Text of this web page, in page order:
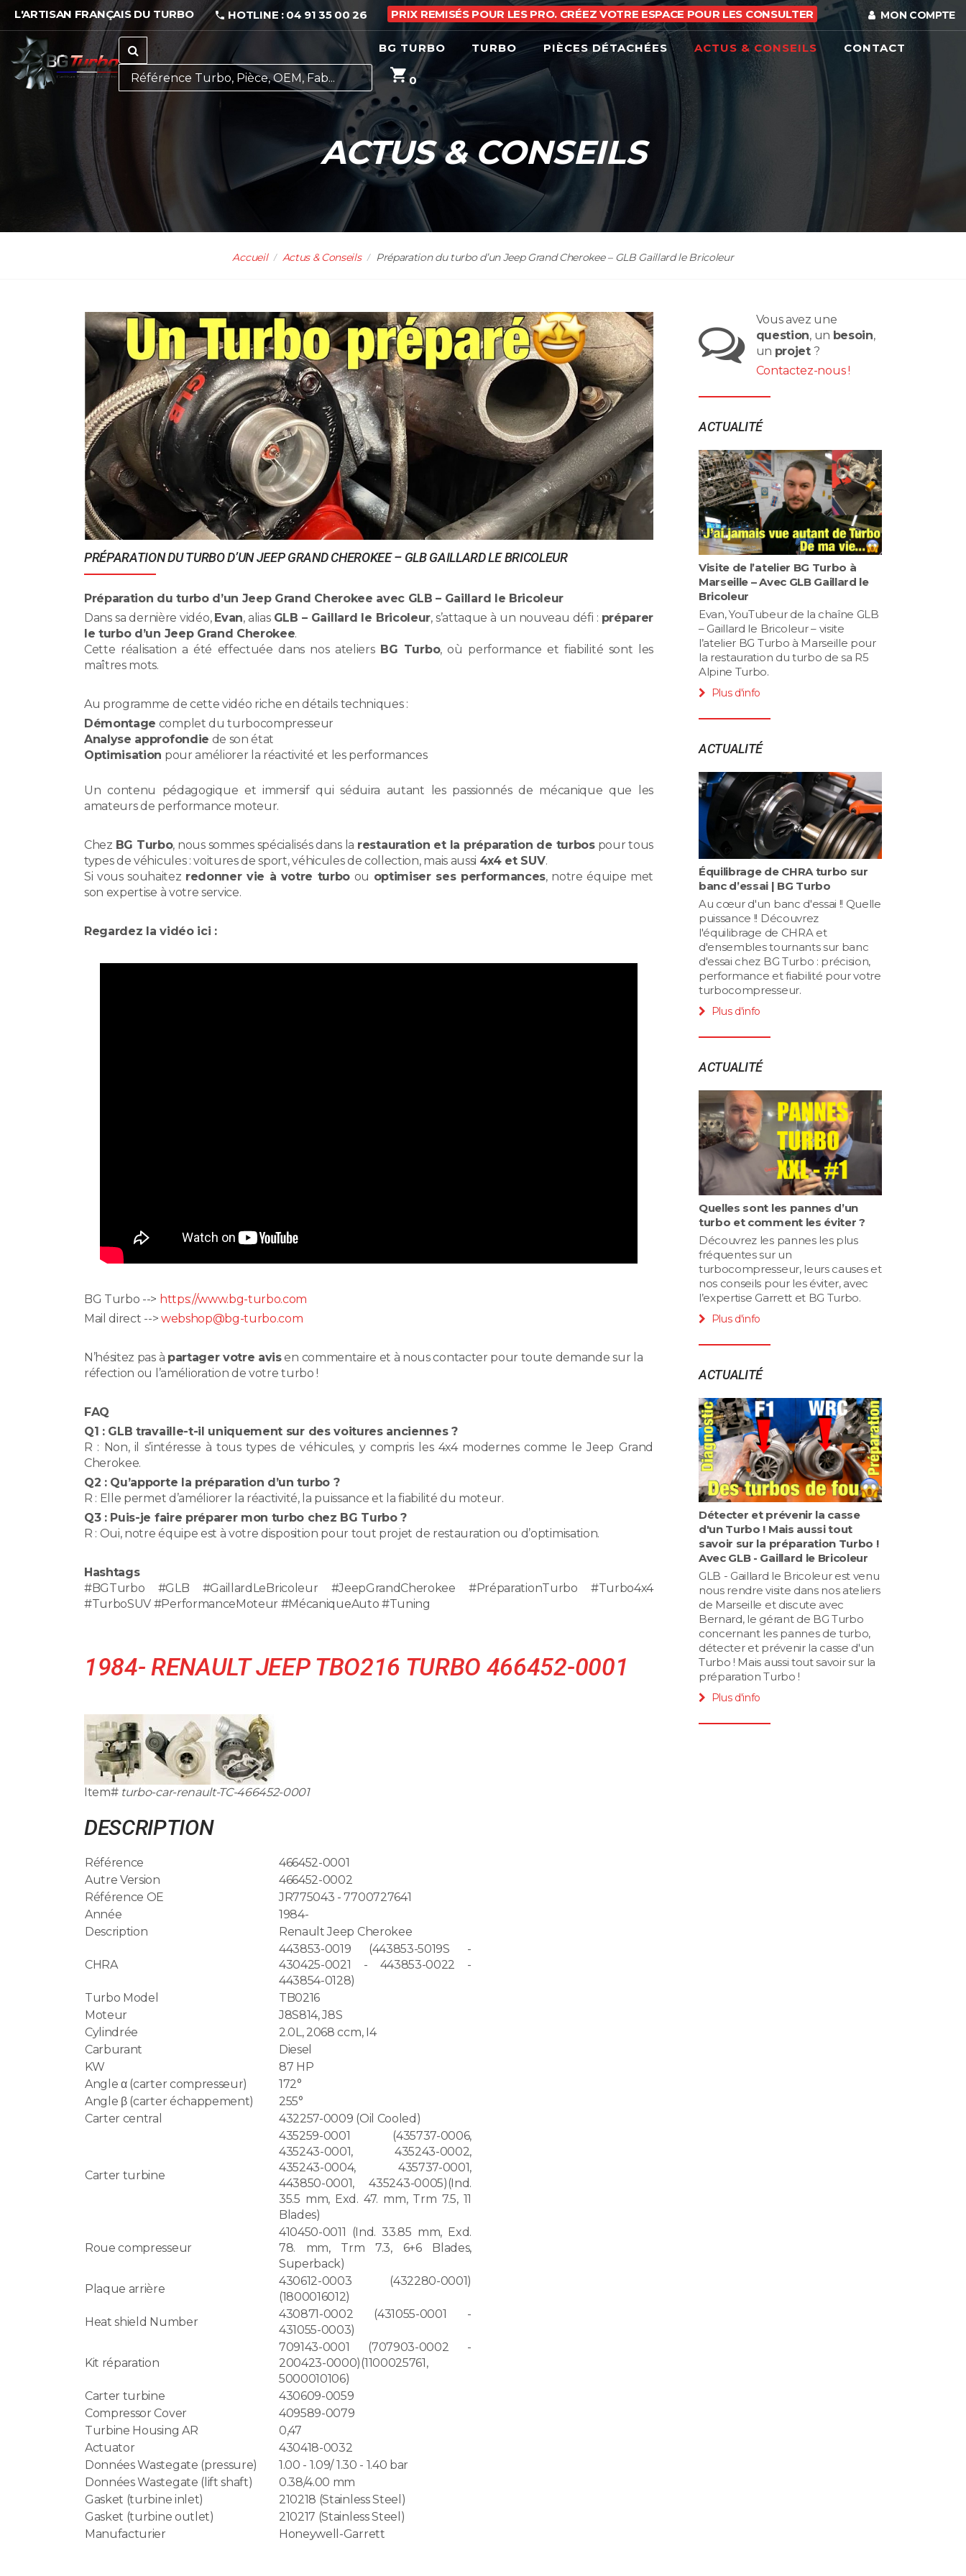
L'ARTISAN FRANÇAIS DU TURBO HOTLINE : 04 91 35 00 26 PRIX REMISÉS POUR LES PRO. CRÉEZ VOTRE ESPACE POUR LES CONSULTER MON COMPTE
BG TURBO TURBO PIÈCES DÉTACHÉES ACTUS & CONSEILS CONTACT
0
ACTUS & CONSEILS
Accueil Actus & Conseils Préparation du turbo d’un Jeep Grand Cherokee – GLB Gaillard le Bricoleur
PRÉPARATION DU TURBO D’UN JEEP GRAND CHEROKEE – GLB GAILLARD LE BRICOLEUR
Préparation du turbo d’un Jeep Grand Cherokee avec GLB – Gaillard le Bricoleur
Dans sa dernière vidéo, Evan, alias GLB – Gaillard le Bricoleur, s’attaque à un nouveau défi : préparer
le turbo d’un Jeep Grand Cherokee.
Cette réalisation a été effectuée dans nos ateliers BG Turbo, où performance et fiabilité sont les
maîtres mots.
Au programme de cette vidéo riche en détails techniques :
Démontage complet du turbocompresseur
Analyse approfondie de son état
Optimisation pour améliorer la réactivité et les performances
Un contenu pédagogique et immersif qui séduira autant les passionnés de mécanique que les
amateurs de performance moteur.
Chez BG Turbo, nous sommes spécialisés dans la restauration et la préparation de turbospour tous
types de véhicules : voitures de sport, véhicules de collection, mais aussi 4x4 et SUV.
Si vous souhaitez redonner vie à votre turbo ou optimiser ses performances, notre équipe met
son expertise à votre service.
Regardez la vidéo ici :
BG Turbo --> https://www.bg-turbo.com
Mail direct --> webshop@bg-turbo.com
N’hésitez pas à partager votre avisen commentaire et à nous contacter pour toute demande sur la
réfection ou l’amélioration de votre turbo !
FAQ
Q1 : GLB travaille-t-il uniquement sur des voitures anciennes ?
R : Non, il s’intéresse à tous types de véhicules, y compris les 4x4 modernes comme le Jeep Grand
Cherokee.
Q2 : Qu’apporte la préparation d’un turbo ?
R : Elle permet d’améliorer la réactivité, la puissance et la fiabilité du moteur.
Q3 : Puis-je faire préparer mon turbo chez BG Turbo ?
R : Oui, notre équipe est à votre disposition pour tout projet de restauration ou d’optimisation.
Hashtags
#BGTurbo #GLB #GaillardLeBricoleur #JeepGrandCherokee #PréparationTurbo #Turbo4x4
#TurboSUV #PerformanceMoteur #MécaniqueAuto #Tuning
1984- RENAULT JEEP TBO216 TURBO 466452-0001
Item# turbo-car-renault-TC-466452-0001
DESCRIPTION
Référence
466452-0001
Autre Version
466452-0002
Référence OE
JR775043 - 7700727641
Année
1984-
Description
Renault Jeep Cherokee
CHRA
443853-0019 (443853-5019S -
430425-0021 - 443853-0022 -
443854-0128)
Turbo Model
TB0216
Moteur
J8S814, J8S
Cylindrée
2.0L, 2068 ccm, I4
Carburant
Diesel
KW
87 HP
Angle α (carter compresseur)
172°
Angle β (carter échappement)
255°
Carter central
432257-0009 (Oil Cooled)
Carter turbine
435259-0001 (435737-0006,
435243-0001, 435243-0002,
435243-0004, 435737-0001,
443850-0001, 435243-0005)(Ind.
35.5 mm, Exd. 47. mm, Trm 7.5, 11
Blades)
Roue compresseur
410450-0011 (Ind. 33.85 mm, Exd.
78. mm, Trm 7.3, 6+6 Blades,
Superback)
Plaque arrière
430612-0003 (432280-0001)
(1800016012)
Heat shield Number
430871-0002 (431055-0001 -
431055-0003)
Kit réparation
709143-0001 (707903-0002 -
200423-0000)(1100025761,
5000010106)
Carter turbine
430609-0059
Compressor Cover
409589-0079
Turbine Housing AR
0,47
Actuator
430418-0032
Données Wastegate (pressure)
1.00 - 1.09/ 1.30 - 1.40 bar
Données Wastegate (lift shaft)
0.38/4.00 mm
Gasket (turbine inlet)
210218 (Stainless Steel)
Gasket (turbine outlet)
210217 (Stainless Steel)
Manufacturier
Honeywell-Garrett
Vous avez une
question, un besoin,
un projet?
Contactez-nous !
ACTUALITÉ
Visite de l’atelier BG Turbo à
Marseille – Avec GLB Gaillard le
Bricoleur
Evan, YouTubeur de la chaîne GLB
– Gaillard le Bricoleur – visite
l’atelier BG Turbo à Marseille pour
la restauration du turbo de sa R5
Alpine Turbo.
Plus d'info
ACTUALITÉ
Équilibrage de CHRA turbo sur
banc d’essai | BG Turbo
Au cœur d'un banc d'essai !! Quelle
puissance !! Découvrez
l'équilibrage de CHRA et
d'ensembles tournants sur banc
d'essai chez BG Turbo : précision,
performance et fiabilité pour votre
turbocompresseur.
Plus d'info
ACTUALITÉ
Quelles sont les pannes d’un
turbo et comment les éviter ?
Découvrez les pannes les plus
fréquentes sur un
turbocompresseur, leurs causes et
nos conseils pour les éviter, avec
l’expertise Garrett et BG Turbo.
Plus d'info
ACTUALITÉ
Détecter et prévenir la casse
d'un Turbo ! Mais aussi tout
savoir sur la préparation Turbo !
Avec GLB - Gaillard le Bricoleur
GLB - Gaillard le Bricoleur est venu
nous rendre visite dans nos ateliers
de Marseille et discute avec
Bernard, le gérant de BG Turbo
concernant les pannes de turbo,
détecter et prévenir la casse d'un
Turbo ! Mais aussi tout savoir sur la
préparation Turbo !
Plus d'info